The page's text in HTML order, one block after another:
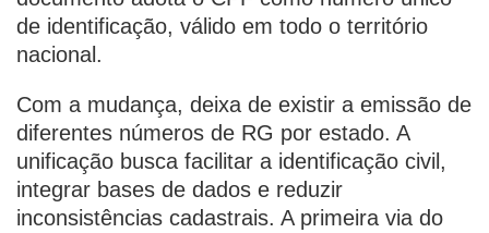
de identificação, válido em todo o território
nacional.
Com a mudança, deixa de existir a emissão de
diferentes números de RG por estado. A
unificação busca facilitar a identificação civil,
integrar bases de dados e reduzir
inconsistências cadastrais. A primeira via do